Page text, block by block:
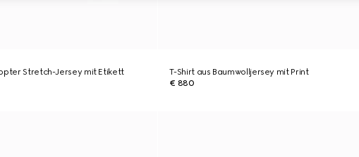
Stretch-Jersey mit Etikett
T-Shirt aus Baumwolljersey mit Print
€ 880